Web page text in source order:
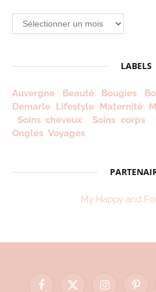
Archives
depuis
LABELS
Auvergne Beauté Bougies
Demarle
Lifestyle Maternité
Soins cheveux
Soins corps
Ongles Voyages
My Happy and